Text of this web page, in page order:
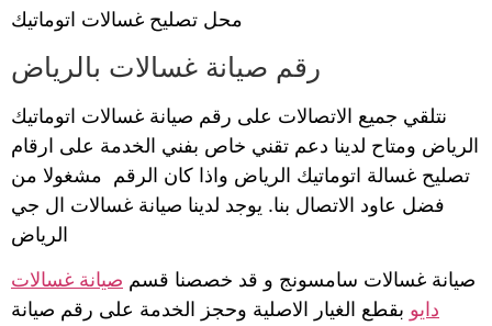
محل تصليح غسالات اتوماتيك
رقم صيانة غسالات بالرياض
نتلقي جميع الاتصالات على رقم صيانة غسالات اتوماتيك
الرياض ومتاح لدينا دعم تقني خاص بفني الخدمة على ارقام
تصليح غسالة اتوماتيك الرياض واذا كان الرقم مشغولا من
فضل عاود الاتصال بنا. يوجد لدينا صيانة غسالات ال جي
الرياض
صيانة غسالات سامسونج و قد خصصنا قسم صيانة غسالات
دايو بقطع الغيار الاصلية وحجز الخدمة على رقم صيانة